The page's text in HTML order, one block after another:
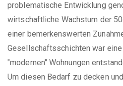
problematische Entwicklung
wirtschaftliche Wachstum der
einer bemerkenswerten
Gesellschaftsschichten war
"modernen" Wohnungen
Um diesen Bedarf zu decken